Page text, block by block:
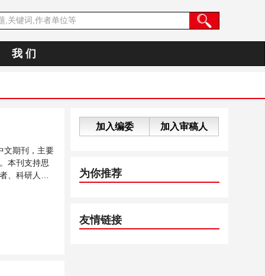
我 们
文期刊，主要
本刊支持思
、科研人员
加入编委 加入审稿人
为你推荐
友情链接